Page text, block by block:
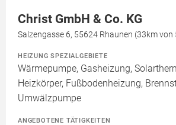
Christ GmbH & Co. KG
Salzengasse 6, 55624 Rhaunen (33km
HEIZUNG SPEZIALGEBIETE
Wärmepumpe, Gasheizung,
Heizkörper, Fußbodenheizung,
Umwälzpumpe
ANGEBOTENE TÄTIGKEITEN